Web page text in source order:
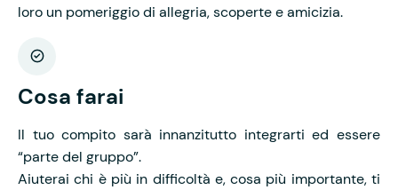
loro un pomeriggio di allegria, scoperte e amicizia.
Cosa farai
Il tuo compito sarà innanzitutto integrarti ed essere
“parte del gruppo”.
Aiuterai chi è più in difficoltà e, cosa più importante, ti